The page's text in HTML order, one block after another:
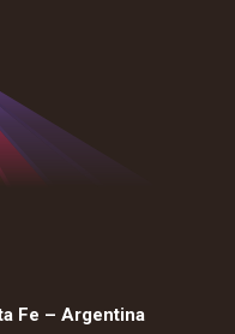
Fe – Argentina